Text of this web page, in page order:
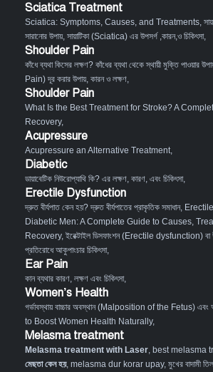
Sciatica Treatment
Sciatica: Symptoms, Causes, and Treatments,
সারানোর উপায়, সায়াটিকা (Sciatica) এর উপসর্গ ,কারন,ও চিকিৎসা,
Shoulder Pain
কাঁধে ব্যথা কিসের লক্ষণ? কাঁধের ব্যথা থেকে স্থায়ী মুক্তি পাওয়ার
Pain) দূর করার উপায়, কারন ও লক্ষণ,
Shoulder Pain
What Is the Best Treatment for Stroke? A
Recovery,
Acupressure
Acupressure an Alternative Treatment,
Diabetic
ডায়াবেটিক নিউরোপ্যাথি কি? এর লক্ষণ, কারণ, এবং চিকিৎসা,
Erectile Dysfunction
দ্রুত বীর্যপাত কেন হয়? দ্রুত বীর্যপাতের প্রাকৃতিক সমাধান,
Diabetic Men: A Complete Guide to Causes,
Recovery, ইরেক্টাইল ডিসফাংশন (Erectile dysfunction) বা
প্রতিরোধে আকুপাংচার চিকিৎসা,
Ear Pain
কান ব্যথার কারণ, লক্ষণ এবং চিকিৎসা,
Women’s Health
গর্ভাবস্থায় বাচ্চার অবস্থান (Malposition of the Fetus) এবং
to Boost Women Health Naturally,
Melasma treatment
Melasma treatment with Laser, best melasma
মেছতা কেন হয়, melasma dur korar upay, মুখের বাদামী তিল